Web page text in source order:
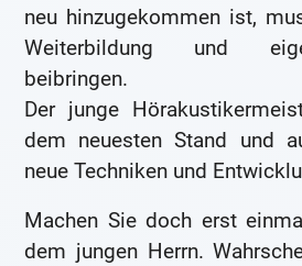
neu hinzugekommen ist,
Weiterbildung und
beibringen.
Der junge
dem neuesten Stand und
neue Techniken und
Machen Sie doch erst
dem jungen Herrn.